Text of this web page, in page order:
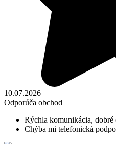
10.07.2026
Odporúča obchod
Rýchla komunikácia,
Chýba mi telefonická